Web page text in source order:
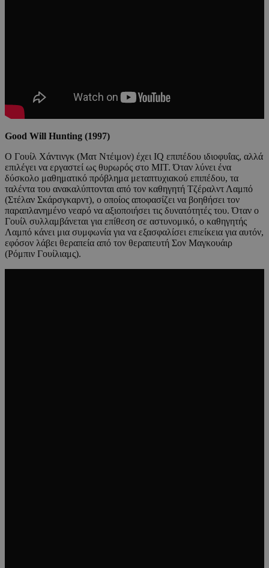
Good Will Hunting (1997)
Ο Γουίλ Χάντινγκ (Ματ Ντέιμον) έχει IQ επιπέδου ιδιοφυΐας, αλλά
επιλέγει να εργαστεί ως θυρωρός στο MIT. Όταν λύνει ένα
δύσκολο μαθηματικό πρόβλημα μεταπτυχιακού επιπέδου, τα
ταλέντα του ανακαλύπτονται από τον καθηγητή Τζέραλντ Λαμπό
(Στέλαν Σκάρσγκαρντ), ο οποίος αποφασίζει να βοηθήσει τον
παραπλανημένο νεαρό να αξιοποιήσει τις δυνατότητές του. Όταν ο
Γουίλ συλλαμβάνεται για επίθεση σε αστυνομικό, ο καθηγητής
Λαμπό κάνει μια συμφωνία για να εξασφαλίσει επιείκεια για αυτόν,
εφόσον λάβει θεραπεία από τον θεραπευτή Σον Μαγκουάιρ
(Ρόμπιν Γουίλιαμς).